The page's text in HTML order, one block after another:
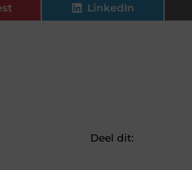
LinkedIn
Deel dit: